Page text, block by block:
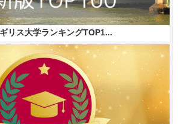
リス大学ランキングTOP1...